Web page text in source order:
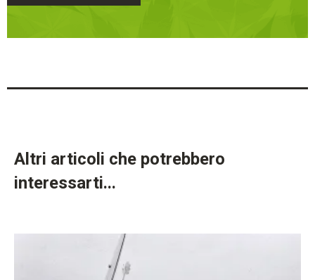
Altri articoli che potrebbero
interessarti...